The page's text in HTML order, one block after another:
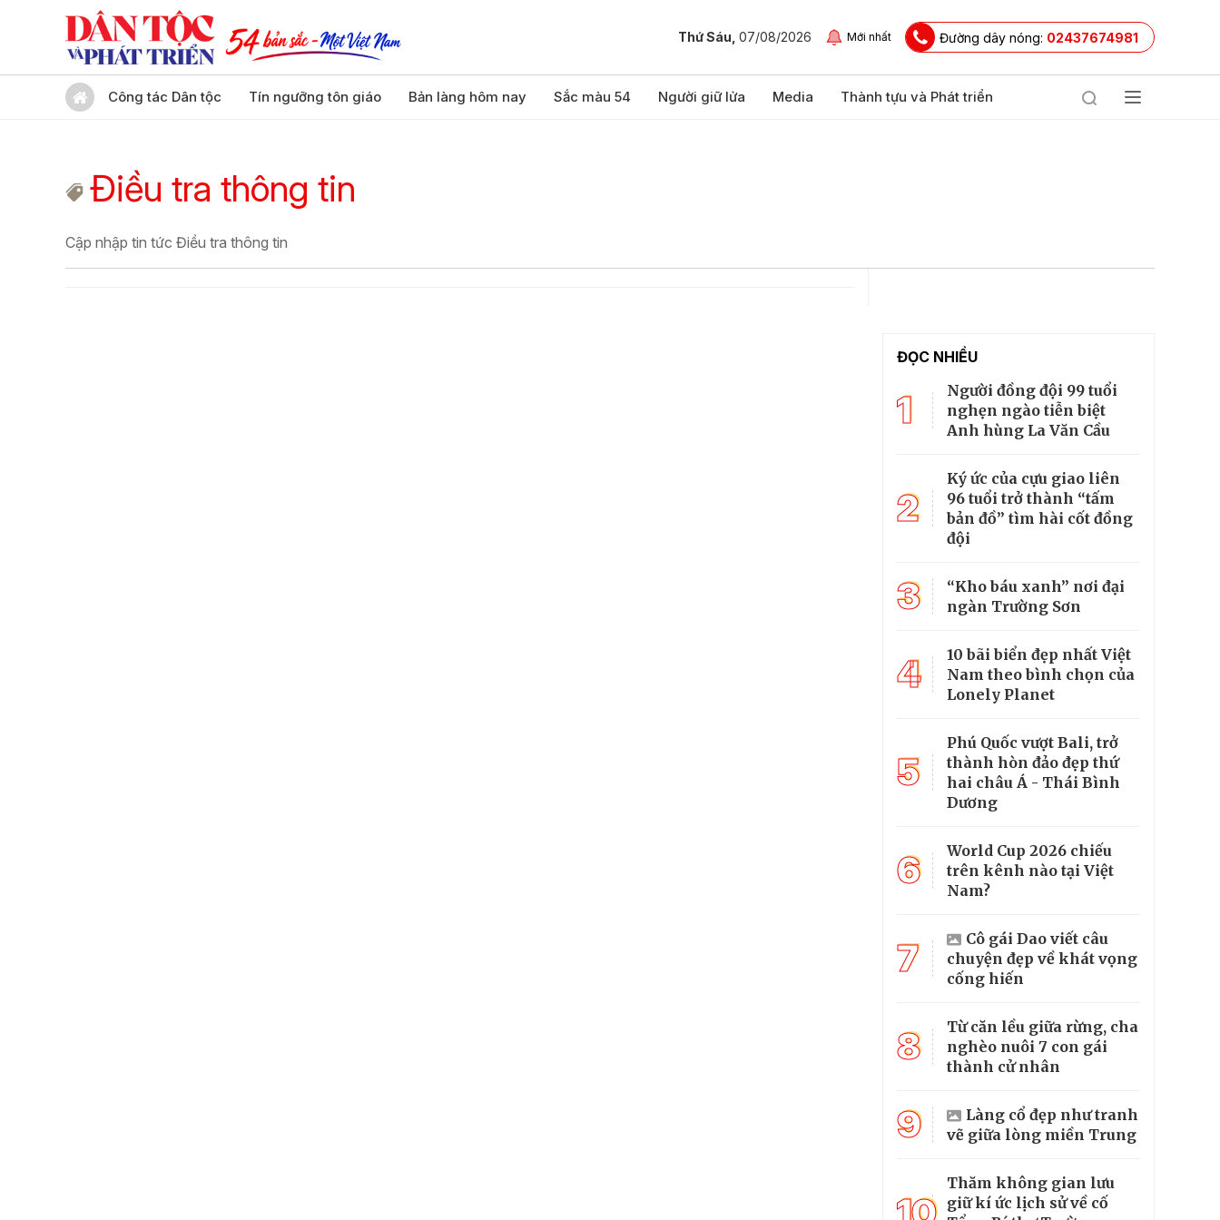
Thứ Sáu, 07/08/2026 Mới nhất Đường dây nóng: 02437674981
Công tác Dân tộc Tín ngưỡng tôn giáo Bản làng hôm nay Sắc màu 54 Người giữ lửa Media Thành tựu và Phát triển
Điều tra thông tin
Cập nhập tin tức Điều tra thông tin
ĐỌC NHIỀU
1
Người đồng đội 99 tuổi
nghẹn ngào tiễn biệt
Anh hùng La Văn Cầu
2
Ký ức của cựu giao liên
96 tuổi trở thành “tấm
bản đồ” tìm hài cốt đồng
đội
3
“Kho báu xanh” nơi đại
ngàn Trường Sơn
4
10 bãi biển đẹp nhất Việt
Nam theo bình chọn của
Lonely Planet
5
Phú Quốc vượt Bali, trở
thành hòn đảo đẹp thứ
hai châu Á - Thái Bình
Dương
6
World Cup 2026 chiếu
trên kênh nào tại Việt
Nam?
7
Cô gái Dao viết câu
chuyện đẹp về khát vọng
cống hiến
8
Từ căn lều giữa rừng, cha
nghèo nuôi 7 con gái
thành cử nhân
9
Làng cổ đẹp như tranh
vẽ giữa lòng miền Trung
Thăm không gian lưu
giữ kí ức lịch sử về cố